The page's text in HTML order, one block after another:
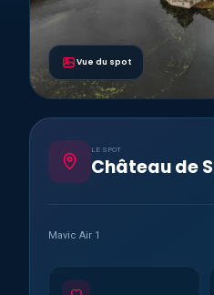
Vue du spot
LE SPOT
Mavic Air 1